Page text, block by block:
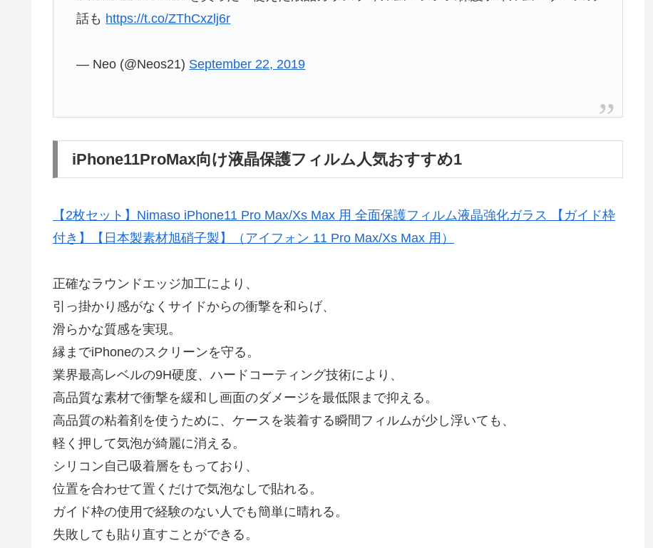
話も https://t.co/ZThCxzlj6r
— Neo (@Neos21) September 22, 2019
iPhone11ProMax向け液晶保護フィルム人気おすすめ1
【2枚セット】Nimaso iPhone11 Pro Max/Xs Max 用 全面保護フィルム液晶強化ガラス 【ガイド枠
付き】【日本製素材旭硝子製】（アイフォン 11 Pro Max/Xs Max 用）
正確なラウンドエッジ加工により、
引っ掛かり感がなくサイドからの衝撃を和らげ、
滑らかな質感を実現。
縁までiPhoneのスクリーンを守る。
業界最高レベルの9H硬度、ハードコーティング技術により、
高品質な素材で衝撃を緩和し画面のダメージを最低限まで抑える。
高品質の粘着剤を使うために、ケースを装着する瞬間フィルムが少し浮いても、
軽く押して気泡が綺麗に消える。
シリコン自己吸着層をもっており、
位置を合わせて置くだけで気泡なしで貼れる。
ガイド枠の使用で経験のない人でも簡単に晴れる。
失敗しても貼り直すことができる。